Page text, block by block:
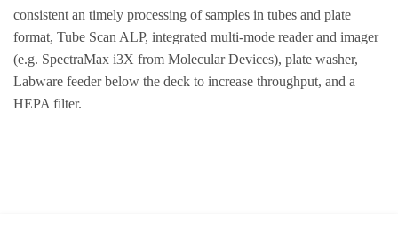
consistent an timely processing of samples in tubes and plate
format, Tube Scan ALP, integrated multi-mode reader and imager
(e.g. SpectraMax i3X from Molecular Devices), plate washer,
Labware feeder below the deck to increase throughput, and a
HEPA filter.